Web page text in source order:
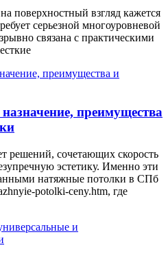
поверхностный взгляд кажется
серьезной многоуровневой
связана с практическими
преимущества
решений, сочетающих скорость
эстетику. Именно эти
натяжные потолки в СПб
potolki-ceny.htm, где